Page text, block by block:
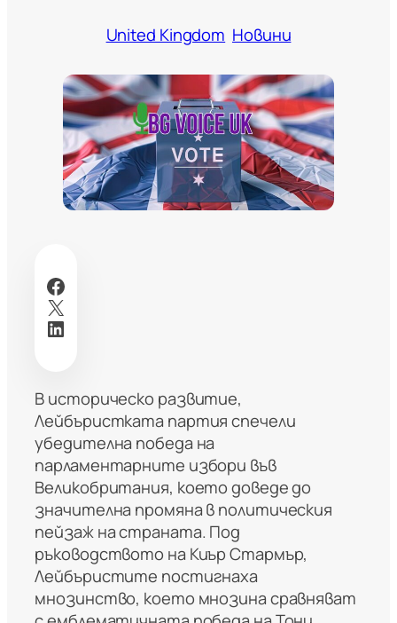
United Kingdom Новини
Facebook
X
LinkedIn
В историческо развитие,
Лейбъристката партия спечели
убедителна победа на
парламентарните избори във
Великобритания, което доведе до
значителна промяна в политическия
пейзаж на страната. Под
ръководството на Киър Стармър,
Лейбъристите постигнаха
мнозинство, което мнозина сравняват